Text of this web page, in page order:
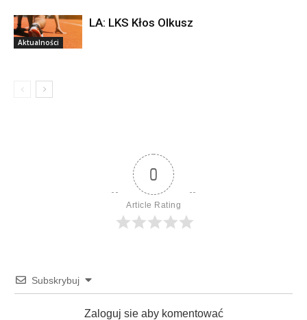
Aktualności
LA: LKS Kłos Olkusz
0
Article Rating
Subskrybuj
Zaloguj sie aby komentować